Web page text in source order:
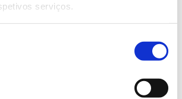
serviços.
e de outras espécies em risco: